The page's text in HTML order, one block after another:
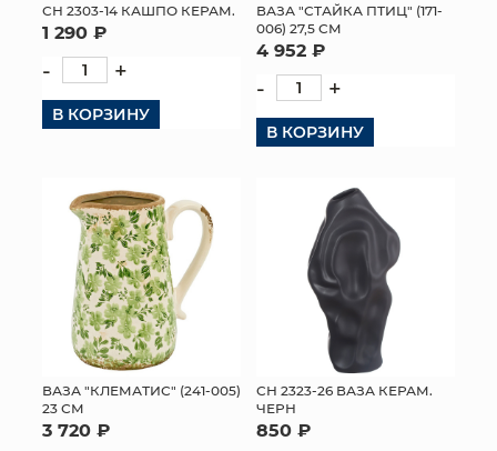
ОПТОВЫМ КЛИЕНТАМ
ДОСТАВКА И ОПЛАТА
КОНТАКТЫ
СН 2303-14 КАШПО КЕРАМ.
1 290 ₽
- +
В КОРЗИНУ
ВАЗА "СТАЙКА ПТИЦ" (171-
006) 27,5 СМ
4 952 ₽
- +
В КОРЗИНУ
ВАЗА "КЛЕМАТИС" (241-005)
23 СМ
3 720 ₽
СН 2323-26 ВАЗА КЕРАМ.
ЧЕРН
850 ₽